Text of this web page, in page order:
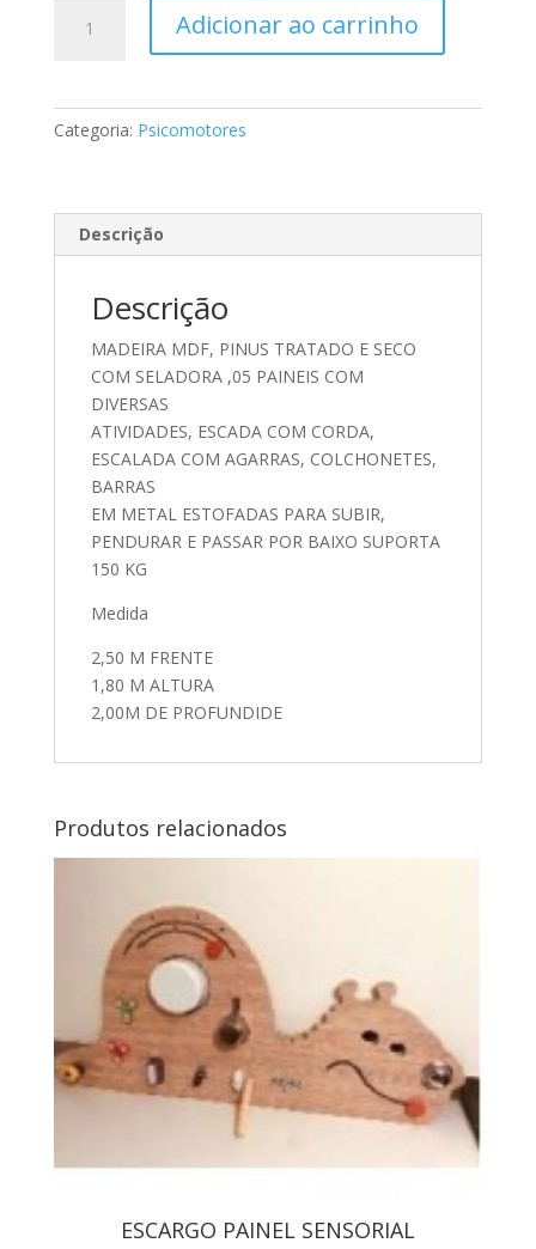
PEÇAS
Adicionar ao carrinho
Categoria: Psicomotores
Descrição
Descrição
MADEIRA MDF, PINUS TRATADO E SECO
COM SELADORA ,05 PAINEIS COM
DIVERSAS
ATIVIDADES, ESCADA COM CORDA,
ESCALADA COM AGARRAS, COLCHONETES,
BARRAS
EM METAL ESTOFADAS PARA SUBIR,
PENDURAR E PASSAR POR BAIXO SUPORTA
150 KG
Medida
2,50 M FRENTE
1,80 M ALTURA
2,00M DE PROFUNDIDE
Produtos relacionados
ESCARGO PAINEL SENSORIAL